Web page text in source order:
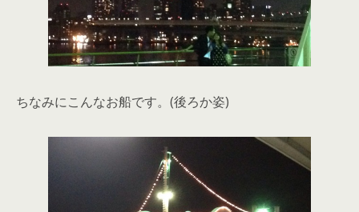
ちなみにこんなお船です。(後ろか姿)